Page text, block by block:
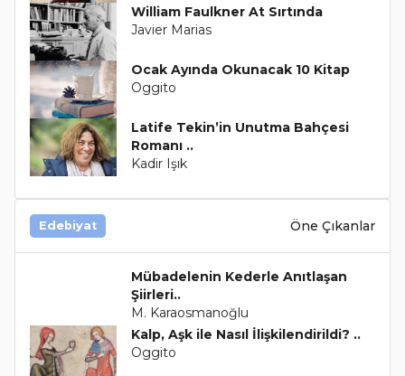
William Faulkner At Sırtında
Javier Marias
Ocak Ayında Okunacak 10 Kitap
Oggito
Latife Tekin’in Unutma Bahçesi
Romanı ..
Kadir Işık
Edebiyat Öne Çıkanlar
Mübadelenin Kederle Anıtlaşan
Şiirleri..
M. Karaosmanoğlu
Kalp, Aşk ile Nasıl İlişkilendirildi? ..
Oggito